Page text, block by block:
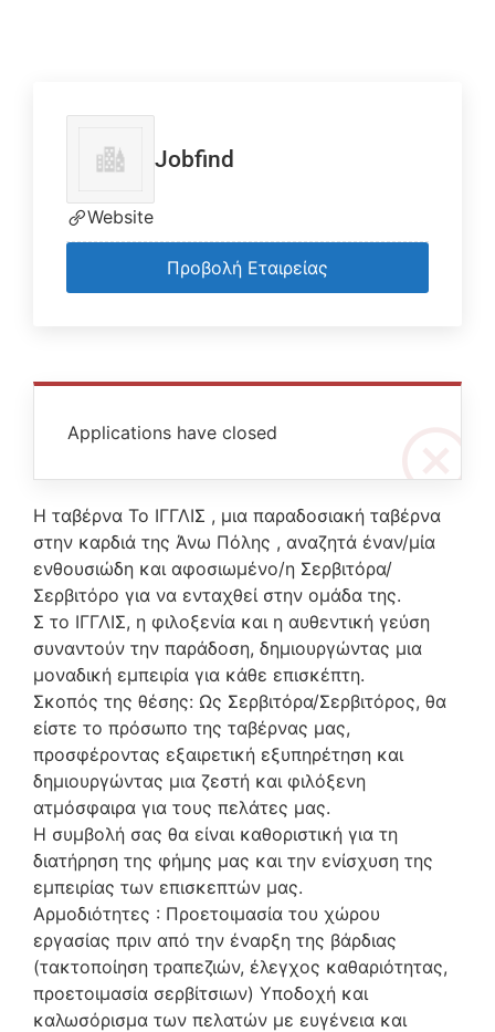
Applications have closed
Η ταβέρνα Το ΙΓΓΛΙΣ , μια παραδοσιακή ταβέρνα
στην καρδιά της Άνω Πόλης , αναζητά έναν/μία
ενθουσιώδη και αφοσιωμένο/η Σερβιτόρα/
Σερβιτόρο για να ενταχθεί στην ομάδα της.
Σ το ΙΓΓΛΙΣ, η φιλοξενία και η αυθεντική γεύση
συναντούν την παράδοση, δημιουργώντας μια
μοναδική εμπειρία για κάθε επισκέπτη.
Σκοπός της θέσης: Ως Σερβιτόρα/Σερβιτόρος, θα
είστε το πρόσωπο της ταβέρνας μας,
προσφέροντας εξαιρετική εξυπηρέτηση και
δημιουργώντας μια ζεστή και φιλόξενη
ατμόσφαιρα για τους πελάτες μας.
Η συμβολή σας θα είναι καθοριστική για τη
διατήρηση της φήμης μας και την ενίσχυση της
εμπειρίας των επισκεπτών μας.
Αρμοδιότητες : Προετοιμασία του χώρου
εργασίας πριν από την έναρξη της βάρδιας
(τακτοποίηση τραπεζιών, έλεγχος καθαριότητας,
προετοιμασία σερβίτσιων) Υποδοχή και
καλωσόρισμα των πελατών με ευγένεια και
Jobfind
Website
Προβολή Εταιρείας